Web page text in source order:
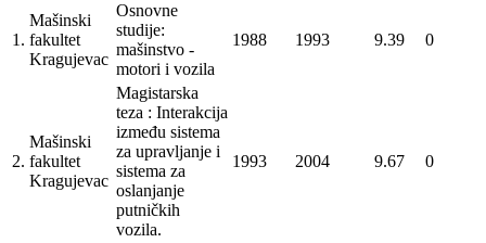
1.
Mašinski
fakultet
Kragujevac
Osnovne
studije:
mašinstvo -
motori i vozila
1988 1993 9.39 0
2.
Mašinski
fakultet
Kragujevac
Magistarska
teza : Interakcija
između sistema
za upravljanje i
sistema za
oslanjanje
putničkih
vozila.
1993 2004 9.67 0